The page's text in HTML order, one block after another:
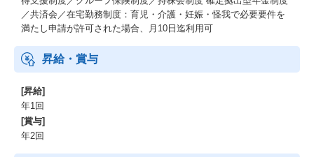
／共済会／在宅勤務制度：育児・介護・妊娠・怪我で必要要件を
満たし申請が許可された場合、月10日迄利用可
昇給・賞与
[昇給]
年1回
[賞与]
年2回